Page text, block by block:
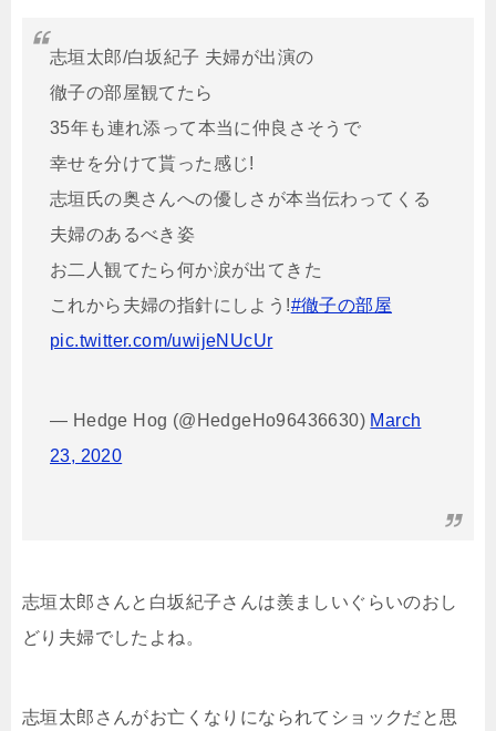
志垣太郎/白坂紀子 夫婦が出演の
徹子の部屋観てたら
35年も連れ添って本当に仲良さそうで
幸せを分けて貰った感じ!
志垣氏の奥さんへの優しさが本当伝わってくる
夫婦のあるべき姿
お二人観てたら何か涙が出てきた
これから夫婦の指針にしよう!#徹子の部屋
pic.twitter.com/uwijeNUcUr
— Hedge Hog (@HedgeHo96436630) March
23, 2020
志垣太郎さんと白坂紀子さんは羨ましいぐらいのおし
どり夫婦でしたよね。
志垣太郎さんがお亡くなりになられてショックだと思